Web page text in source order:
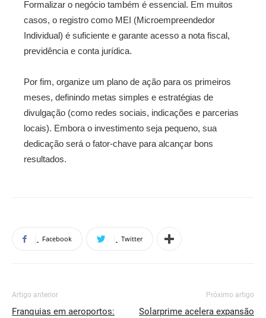
Formalizar o negócio também é essencial. Em muitos
casos, o registro como MEI (Microempreendedor
Individual) é suficiente e garante acesso a nota fiscal,
previdência e conta jurídica.
Por fim, organize um plano de ação para os primeiros
meses, definindo metas simples e estratégias de
divulgação (como redes sociais, indicações e parcerias
locais). Embora o investimento seja pequeno, sua
dedicação será o fator-chave para alcançar bons
resultados.
Facebook Twitter
Artigo anterior
Franquias em aeroportos:
Próximo artigo
Solarprime acelera expansão